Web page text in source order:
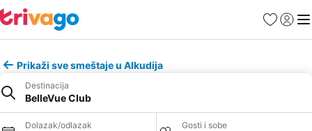
FavoritiPrijavi
Prikaži sve smeštaje u Alkudija
Destinacija
BelleVue Club
Dolazak/odlazak Gosti i sobe